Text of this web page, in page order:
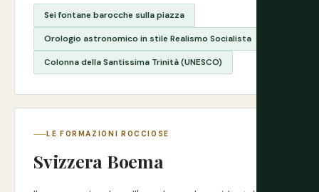
Sei fontane barocche sulla piazza
Orologio astronomico in stile Realismo Socialista
Colonna della Santissima Trinità (UNESCO)
LE FORMAZIONI ROCCIOSE
Svizzera Boema